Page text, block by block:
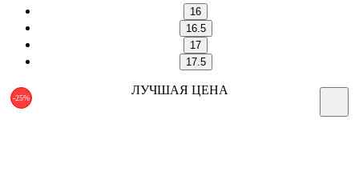
16
16.5
17
17.5
-25%
ЛУЧШАЯ ЦЕНА